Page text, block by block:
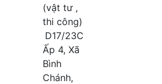
(vật tư ,
thi công)
D17/23C
Ấp 4, Xã
Bình
Chánh,